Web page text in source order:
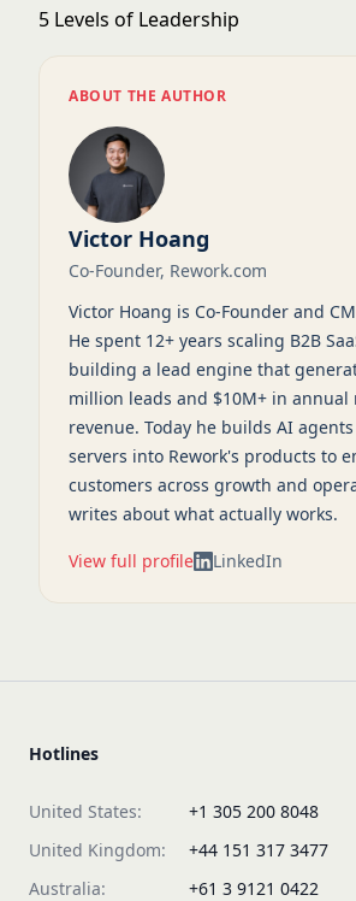
5 Levels of Leadership
ABOUT THE AUTHOR
Victor Hoang
Co-Founder, Rework.com
Victor Hoang is Co-Founder and
He spent 12+ years scaling B2B
building a lead engine that
million leads and $10M+ in
revenue. Today he builds AI
servers into Rework's products to
customers across growth and
writes about what actually works.
View full profile LinkedIn
Hotlines
United States:
+1 305 200 8048
United Kingdom:
+44 151 317 3477
Australia:
+61 3 9121 0422